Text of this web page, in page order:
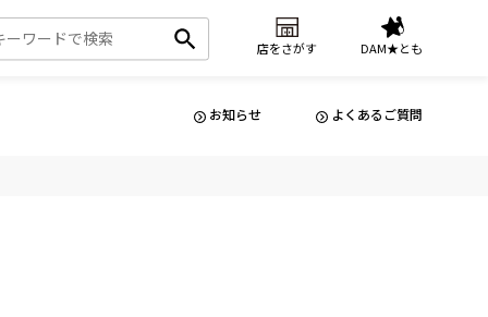
店をさがす DAM★とも
お知らせ よくあるご質問